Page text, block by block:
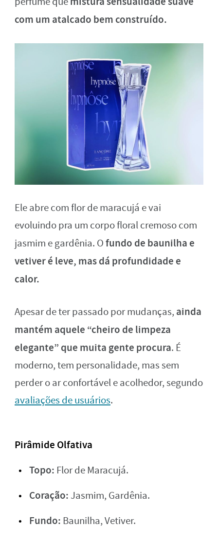
com um atalcado bem construído.
Ele abre com flor de maracujá e vai
evoluindo pra um corpo floral cremoso com
jasmim e gardênia. Ofundo de baunilha e
vetiver é leve, mas dá profundidade e
calor.
Apesar de ter passado por mudanças, ainda
mantém aquele “cheiro de limpeza
elegante” que muita gente procura. É
moderno, tem personalidade, mas sem
perder o ar confortável e acolhedor, segundo
avaliações de usuários.
Pirâmide Olfativa
Topo: Flor de Maracujá.
Coração: Jasmim, Gardênia.
Fundo: Baunilha, Vetiver.